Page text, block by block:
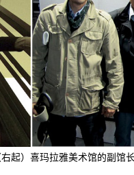
起）喜玛拉雅美术馆的副馆